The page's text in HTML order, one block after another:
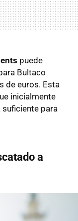
puede
Bultaco
de euros. Esta
inicialmente
suficiente para
a